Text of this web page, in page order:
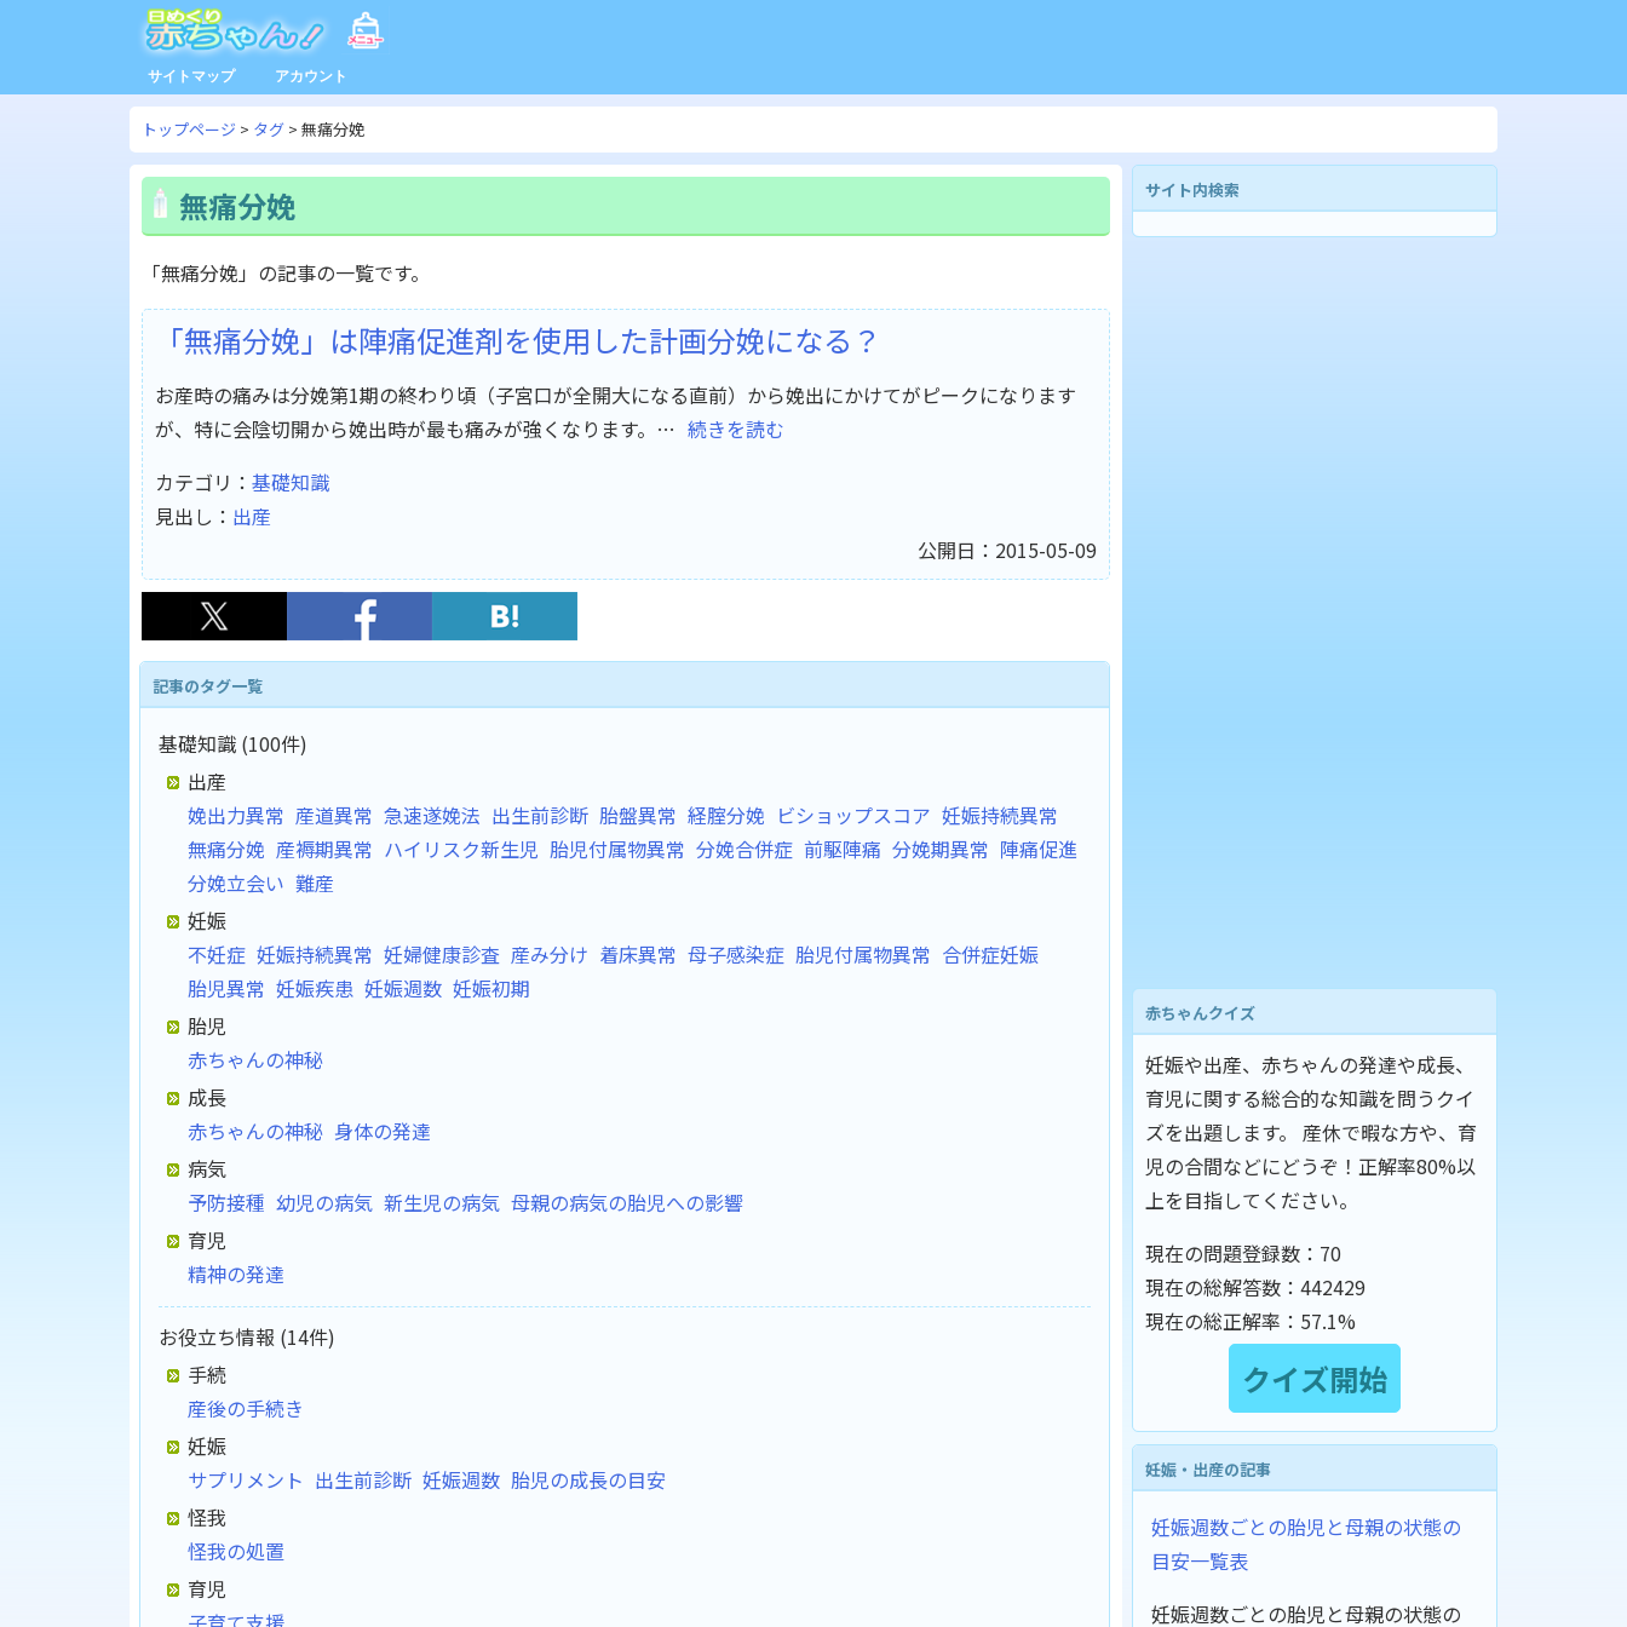
サイトマップ アカウント
トップページ タグ 無痛分娩
無痛分娩
「無痛分娩」の記事の一覧です。
「無痛分娩」は陣痛促進剤を使用した計画分娩になる？
お産時の痛みは分娩第1期の終わり頃（子宮口が全開大になる直前）から娩出にかけてがピークになります
が、特に会陰切開から娩出時が最も痛みが強くなります。… 続きを読む
カテゴリ： 基礎知識
見出し： 出産
公開日：2015-05-09
記事のタグ一覧
基礎知識 (100件)
出産
娩出力異常 産道異常 急速遂娩法 出生前診断 胎盤異常 経腟分娩 ビショップスコア 妊娠持続異常
無痛分娩 産褥期異常 ハイリスク新生児 胎児付属物異常 分娩合併症 前駆陣痛 分娩期異常 陣痛促進
分娩立会い 難産
妊娠
不妊症 妊娠持続異常 妊婦健康診査 産み分け 着床異常 母子感染症 胎児付属物異常 合併症妊娠
胎児異常 妊娠疾患 妊娠週数 妊娠初期
胎児
赤ちゃんの神秘
成長
赤ちゃんの神秘 身体の発達
病気
予防接種 幼児の病気 新生児の病気 母親の病気の胎児への影響
育児
精神の発達
お役立ち情報 (14件)
手続
産後の手続き
妊娠
サプリメント 出生前診断 妊娠週数 胎児の成長の目安
怪我
怪我の処置
育児
サイト内検索
赤ちゃんクイズ
妊娠や出産、赤ちゃんの発達や成長、
育児に関する総合的な知識を問うクイ
ズを出題します。 産休で暇な方や、育
児の合間などにどうぞ！正解率80%以
上を目指してください。
現在の問題登録数： 70
現在の総解答数： 442429
現在の総正解率： 57.1%
妊娠・出産の記事
妊娠週数ごとの胎児と母親の状態の
目安一覧表
妊娠週数ごとの胎児と母親の状態の